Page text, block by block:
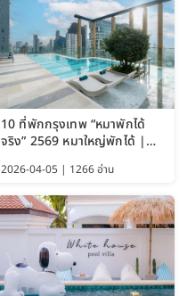
10 ที่พักกรุงเทพ “หมาพักได้
จริง” 2569 หมาใหญ่พักได้ |
Bangkok อัปเดตล่าสุด
2026-04-05 | 1266 อ่าน